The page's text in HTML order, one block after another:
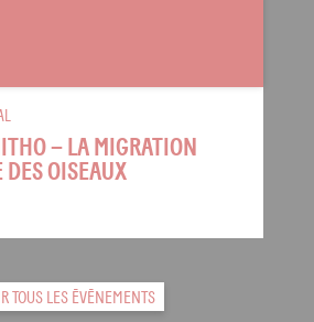
– LA MIGRATION
OISEAUX
TOUS LES ÉVÉNEMENTS